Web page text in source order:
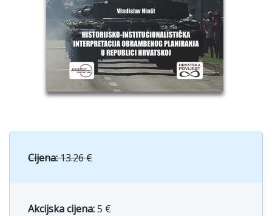
Cijena:13.26 €
Akcijska cijena:5 €